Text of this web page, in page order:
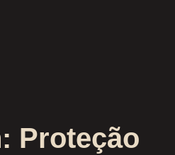
Proteção